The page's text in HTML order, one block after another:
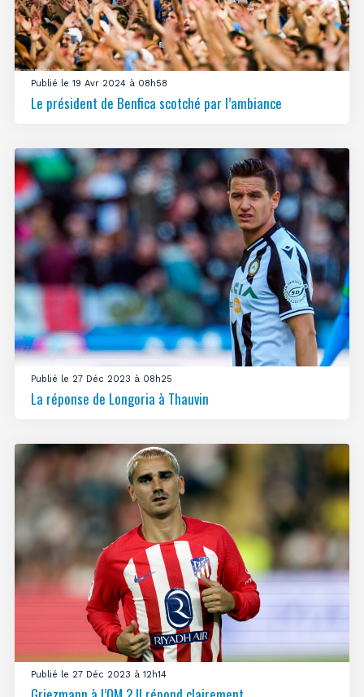
Publié le 19 Avr 2024 à 08h58
Le président de Benfica scotché par l’ambiance
Publié le 27 Déc 2023 à 08h25
La réponse de Longoria à Thauvin
Publié le 27 Déc 2023 à 12h14